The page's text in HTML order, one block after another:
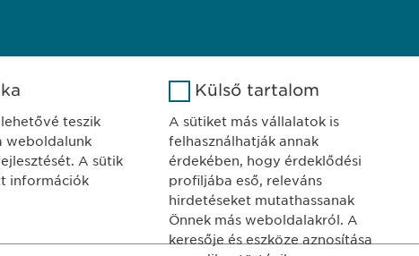
Hungary Kft.
KAPCSOLAT
tel.: +36 1 200 4650
e-mail:info@
teszik
weboldalunk
A sütik
információk
Külső tartalom
A sütiket más vállalatok is
felhasználhatják annak
érdekében, hogy érdeklődési
profiljába eső, releváns
hirdetéseket mutathassanak
Önnek más weboldalakról. A
keresője és eszköze aznosítása